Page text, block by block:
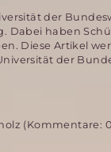
der
Dabei haben
Diese Artikel
der
(Kommentare: